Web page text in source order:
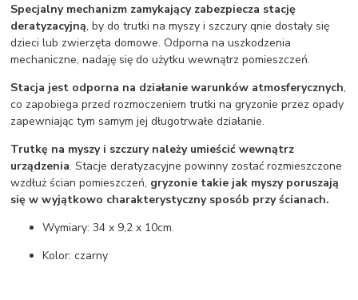
Specjalny mechanizm zamykający zabezpiecza stację
deratyzacyjną, by do trutki na myszy i szczury qnie dostały się
dzieci lub zwierzęta domowe. Odporna na uszkodzenia
mechaniczne, nadaję się do użytku wewnątrz pomieszczeń.
Stacja jest odporna na działanie warunków atmosferycznych,
co zapobiega przed rozmoczeniem trutki na gryzonie przez opady
zapewniając tym samym jej długotrwałe działanie.
Trutkę na myszy i szczury należy umieścić wewnątrz
urządzenia. Stacje deratyzacyjne powinny zostać rozmieszczone
wzdłuż ścian pomieszczeń, gryzonie takie jak myszy poruszają
się w wyjątkowo charakterystyczny sposób przy ścianach.
Wymiary: 34 x 9,2 x 10cm.
Kolor: czarny